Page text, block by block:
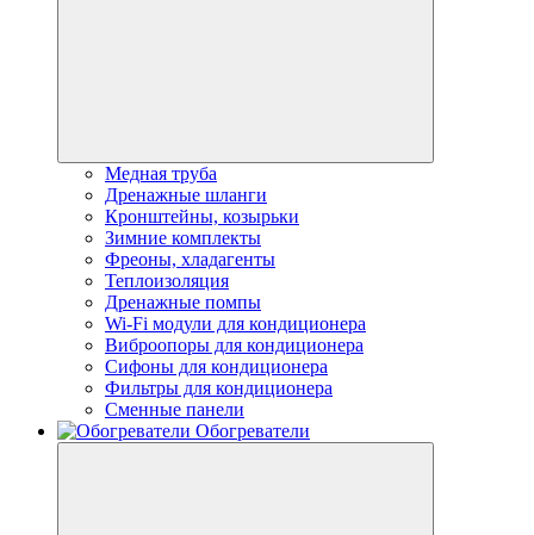
Медная труба
Дренажные шланги
Кронштейны, козырьки
Зимние комплекты
Фреоны, хладагенты
Теплоизоляция
Дренажные помпы
Wi-Fi модули для кондиционера
Виброопоры для кондиционера
Сифоны для кондиционера
Фильтры для кондиционера
Сменные панели
Обогреватели